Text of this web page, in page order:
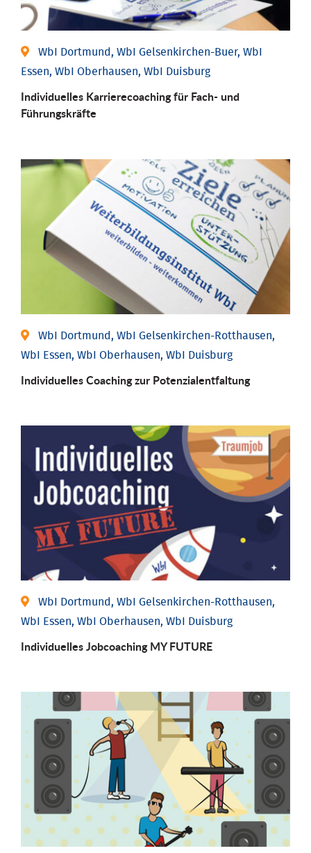
WbI Dortmund, WbI Gelsenkirchen-Buer, WbI
Essen, WbI Oberhausen, WbI Duisburg
Individu­elles Karrierecoaching für Fach-­ und
Führungs­kräfte
WbI Dortmund, WbI Gelsenkirchen-Rotthausen,
WbI Essen, WbI Oberhausen, WbI Duisburg
Individuelles Coaching zur Potenzialentfaltung
WbI Dortmund, WbI Gelsenkirchen-Rotthausen,
WbI Essen, WbI Oberhausen, WbI Duisburg
Individuelles Jobcoaching MY FUTURE